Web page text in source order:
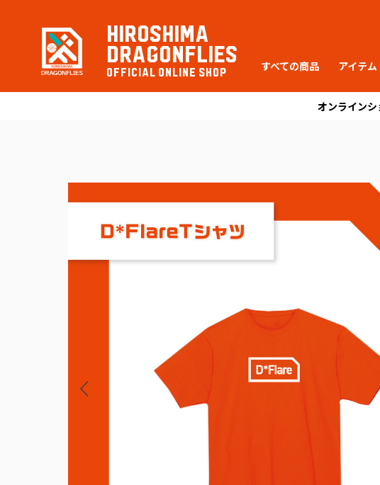
HIROSHIMA
DRAGONFLIES
OFFICIAL ONLINE SHOP すべての商品 アイテム
オンライン